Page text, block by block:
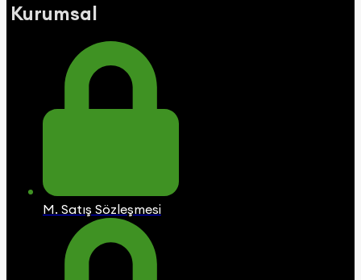
Kurumsal
M. Satış Sözleşmesi